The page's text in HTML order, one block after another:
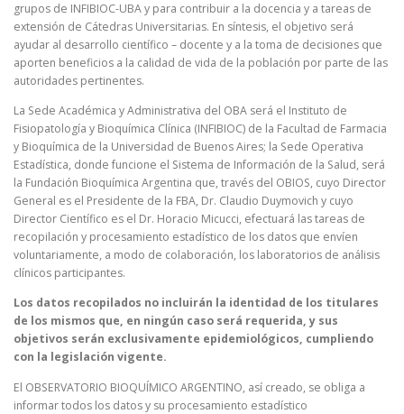
grupos de INFIBIOC-UBA y para contribuir a la docencia y a tareas de
extensión de Cátedras Universitarias. En síntesis, el objetivo será
ayudar al desarrollo científico – docente y a la toma de decisiones que
aporten beneficios a la calidad de vida de la población por parte de las
autoridades pertinentes.
La Sede Académica y Administrativa del OBA será el Instituto de
Fisiopatología y Bioquímica Clínica (INFIBIOC) de la Facultad de Farmacia
y Bioquímica de la Universidad de Buenos Aires; la Sede Operativa
Estadística, donde funcione el Sistema de Información de la Salud, será
la Fundación Bioquímica Argentina que, través del OBIOS, cuyo Director
General es el Presidente de la FBA, Dr. Claudio Duymovich y cuyo
Director Científico es el Dr. Horacio Micucci, efectuará las tareas de
recopilación y procesamiento estadístico de los datos que envíen
voluntariamente, a modo de colaboración, los laboratorios de análisis
clínicos participantes.
Los datos recopilados no incluirán la identidad de los titulares
de los mismos que, en ningún caso será requerida, y sus
objetivos serán exclusivamente epidemiológicos, cumpliendo
con la legislación vigente.
El OBSERVATORIO BIOQUÍMICO ARGENTINO, así creado, se obliga a
informar todos los datos y su procesamiento estadístico